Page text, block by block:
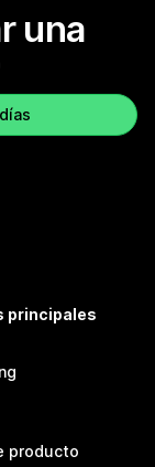
una
principales
producto